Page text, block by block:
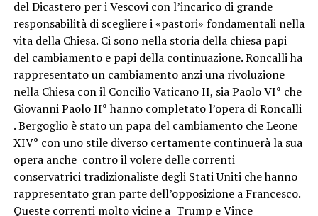
del Dicastero per i Vescovi con l’incarico di grande
responsabilità di scegliere i «pastori» fondamentali nella
vita della Chiesa. Ci sono nella storia della chiesa papi
del cambiamento e papi della continuazione. Roncalli ha
rappresentato un cambiamento anzi una rivoluzione
nella Chiesa con il Concilio Vaticano II, sia Paolo VI° che
Giovanni Paolo II° hanno completato l’opera di Roncalli
. Bergoglio è stato un papa del cambiamento che Leone
XIV° con uno stile diverso certamente continuerà la sua
opera anche contro il volere delle correnti
conservatrici tradizionaliste degli Stati Uniti che hanno
rappresentato gran parte dell’opposizione a Francesco.
Queste correnti molto vicine a Trump e Vince